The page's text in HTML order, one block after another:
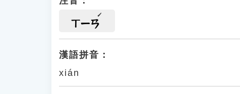
ㄒㄧㄢ
漢語拼音：
xián